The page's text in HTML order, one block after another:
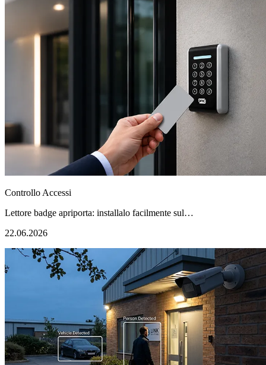
Controllo Accessi
Lettore badge apriporta: installalo facilmente sul…
22.06.2026